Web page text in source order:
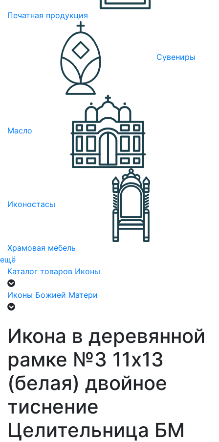
Печатная продукция
Сувениры
Масло
Иконостасы
Храмовая мебель
ещё
Каталог товаров Иконы
Иконы Божией Матери
Икона в деревянной
рамке №3 11х13
(белая) двойное
тиснение
Целительница БМ